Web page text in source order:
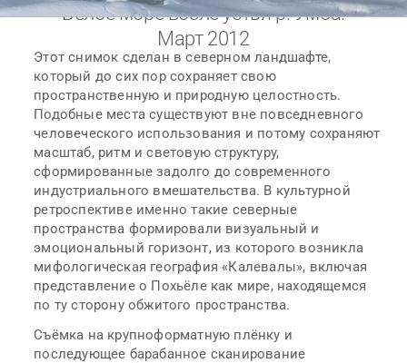
Белое море возле устья р. Умба.
Март 2012
Этот снимок сделан в северном ландшафте,
который до сих пор сохраняет свою
пространственную и природную целостность.
Подобные места существуют вне повседневного
человеческого использования и потому сохраняют
масштаб, ритм и световую структуру,
сформированные задолго до современного
индустриального вмешательства. В культурной
ретроспективе именно такие северные
пространства формировали визуальный и
эмоциональный горизонт, из которого возникла
мифологическая география «Калевалы», включая
представление о Похьёле как мире, находящемся
по ту сторону обжитого пространства.
Съёмка на крупноформатную плёнку и
последующее барабанное сканирование